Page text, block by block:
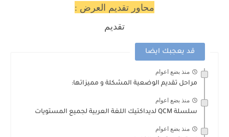
محاور تقديم العرض :
تقديم
قد يعجبك ايضا
منذ بضع اعوام
مراحل تقديم الوضعية المشكلة و مميزاتها:
منذ بضع اعوام
سلسلة QCM لديداكتيك اللغة العربية لجميع المستويات
منذ بضع اعوام